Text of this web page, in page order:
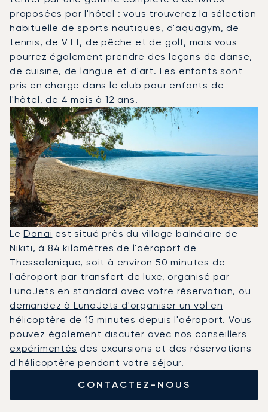
proposées par l'hôtel : vous trouverez la sélection
habituelle de sports nautiques, d'aquagym, de
tennis, de VTT, de pêche et de golf, mais vous
pourrez également prendre des leçons de danse,
de cuisine, de langue et d'art. Les enfants sont
pris en charge dans le club pour enfants de
l'hôtel, de 4 mois à 12 ans.
LeDanai est situé près du village balnéaire de
Nikiti, à 84 kilomètres de l'aéroport de
Thessalonique, soit à environ 50 minutes de
l'aéroport par transfert de luxe, organisé par
LunaJets en standard avec votre réservation, ou
demandez à LunaJets d'organiser un vol en
hélicoptère de 15 minutes depuis l'aéroport. Vous
pouvez également discuter avec nos conseillers
expérimentés des excursions et des réservations
d'hélicoptère pendant votre séjour.
CONTACTEZ-NOUS